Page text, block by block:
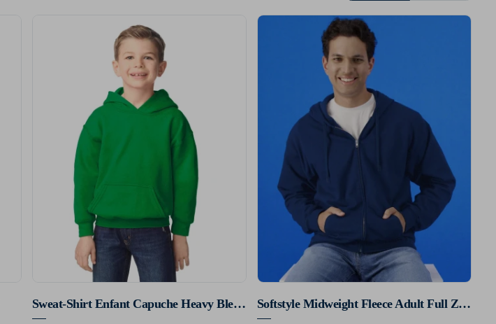
Sweat-Shirt Enfant Capuche Heavy Blend™ Softstyle Midweight Fleece Adult Full Zip Hooded Sweatshirt